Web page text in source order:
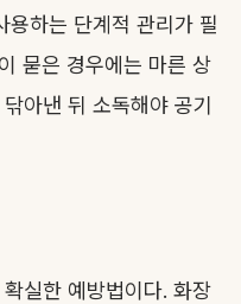
하는 단계적 관리가 필
묻은 경우에는 마른 상
아낸 뒤 소독해야 공기
실한 예방법이다. 화장